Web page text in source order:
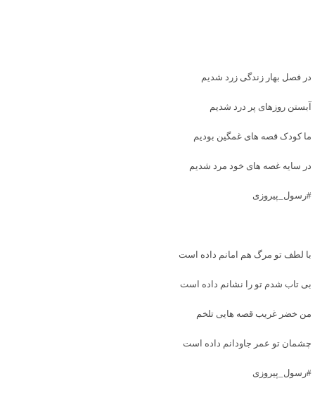
در فصل بهار زندگی زرد شدیم
آبستن روزهای پر درد شدیم
ما کودک قصه های غمگین بودیم
در سایه غصه های خود مرد شدیم
#رسول_پیروزی
با لطف تو مرگ هم امانم داده است
بی تاب شدم تو را نشانم داده است
من خضر غریب قصه هایی تلخم
چشمان تو عمر جاودانم داده است
#رسول_پیروزی